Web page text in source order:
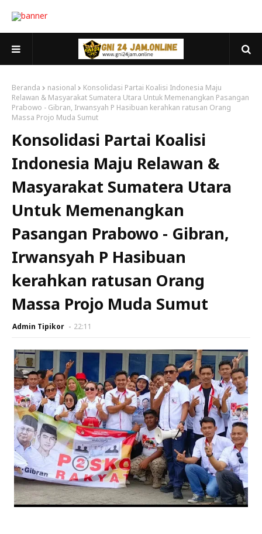
Beranda nasional
Konsolidasi Partai Koalisi Indonesia Maju
Relawan & Masyarakat Sumatera Utara Untuk Memenangkan Pasangan
Prabowo - Gibran, Irwansyah P Hasibuan kerahkan ratusan Orang
Massa Projo Muda Sumut
Konsolidasi Partai Koalisi
Indonesia Maju Relawan &
Masyarakat Sumatera Utara
Untuk Memenangkan
Pasangan Prabowo - Gibran,
Irwansyah P Hasibuan
kerahkan ratusan Orang
Massa Projo Muda Sumut
Admin Tipikor 22:11